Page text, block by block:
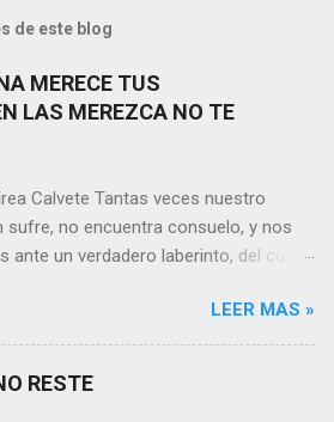
de este blog
MERECE TUS
LAS MEREZCA NO TE
Calvete Tantas veces nuestro
sufre, no encuentra consuelo, y nos
ante un verdadero laberinto, del cual
pierden el sentido, y las respuestas se
distantes que no alcanzamos a
lágrimas?, quizás quien esté
LEER MAS »
RESTE